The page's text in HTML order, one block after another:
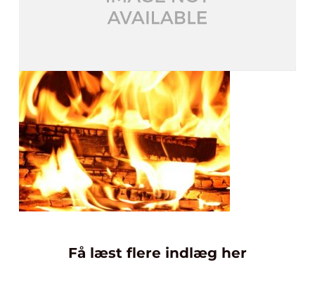
Få læst flere indlæg her